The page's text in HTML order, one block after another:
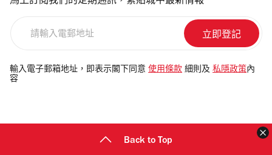
電
郵
輸入電子郵箱地址，即表示閣下同意 使用條款 細則及 私隱政策 內
容
Back to Top